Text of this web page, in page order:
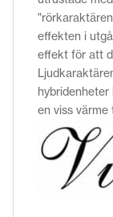
effekten i
effekt för att
en viss värme